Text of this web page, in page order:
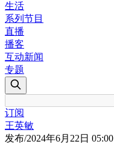
生活
系列节目
直播
播客
互动新闻
专题
订阅
王英敏
发布/2024年6月22日 05:00